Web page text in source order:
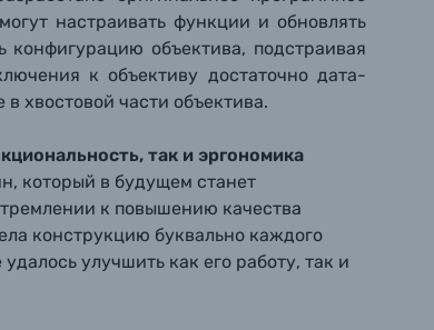
настраивать функции и обновлять
объектива, подстраивая
к объективу достаточно дата-
хвостовой части объектива.
так и эргономика
который в будущем станет
к повышению качества
конструкцию буквально каждого
улучшить как его работу, так и